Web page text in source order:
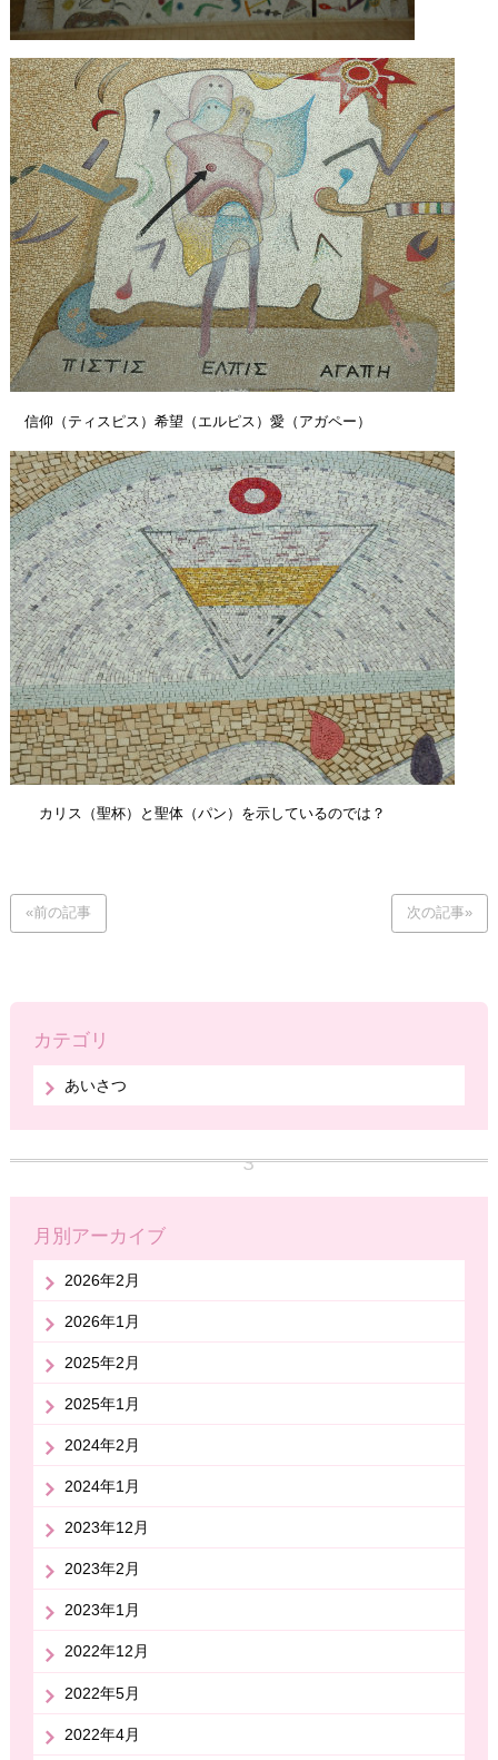
信仰（ティスピス）希望（エルピス）愛（アガペー）
カリス（聖杯）と聖体（パン）を示しているのでは？
«前の記事 次の記事»
カテゴリ
あいさつ
月別アーカイブ
2026年2月
2026年1月
2025年2月
2025年1月
2024年2月
2024年1月
2023年12月
2023年2月
2023年1月
2022年12月
2022年5月
2022年4月